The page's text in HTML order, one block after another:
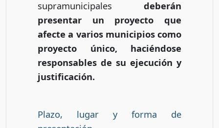
supramunicipales deberán
presentar un proyecto que
afecte a varios municipios como
proyecto único, haciéndose
responsables de su ejecución y
justificación.
Plazo, lugar y forma de